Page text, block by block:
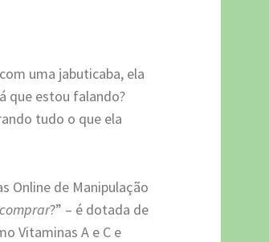
uma jabuticaba, ela
que estou falando?
tudo o que ela
Online de Manipulação
?” – é dotada de
Vitaminas A e C e